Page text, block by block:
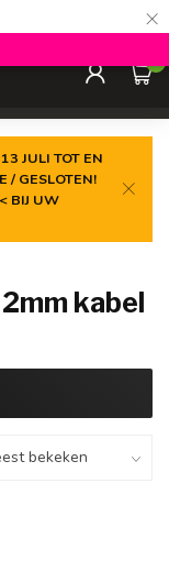
×
0
JULI TOT EN
/ GESLOTEN!
BIJ UW
kabel